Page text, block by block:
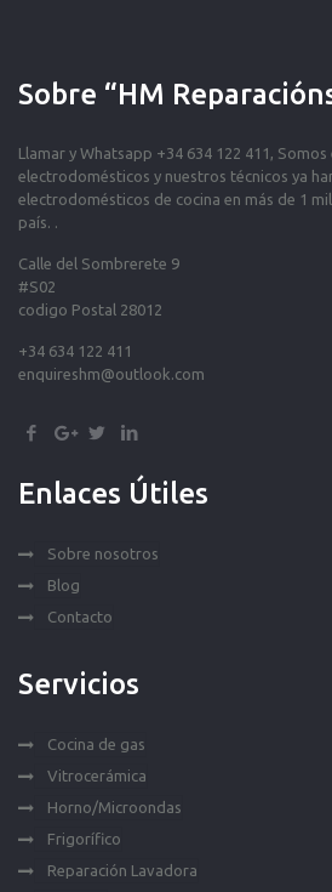
Sobre “HM
Llamar y Whatsapp +34 634 122 411,
electrodomésticos y nuestros técnicos ya
electrodomésticos de cocina en más de 1
país. .
Calle del Sombrerete 9
#S02
codigo Postal 28012
+34 634 122 411
enquireshm@outlook.com
Enlaces Útiles
Sobre nosotros
Blog
Contacto
Servicios
Cocina de gas
Vitrocerámica
Horno/Microondas
Frigorífico
Reparación Lavadora